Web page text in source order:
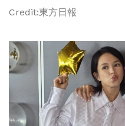
Credit:東方日報